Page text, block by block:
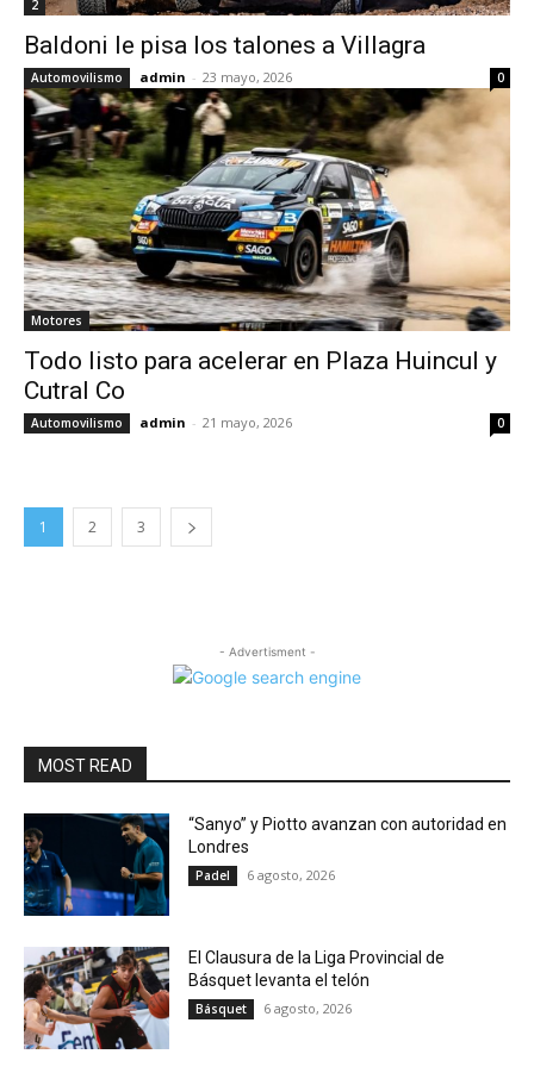
2
Baldoni le pisa los talones a Villagra
Automovilismo admin - 23 mayo, 2026 0
Motores
Todo listo para acelerar en Plaza Huincul y
Cutral Co
Automovilismo admin - 21 mayo, 2026 0
1 2 3
- Advertisment -
MOST READ
“Sanyo” y Piotto avanzan con autoridad en
Londres
Padel 6 agosto, 2026
El Clausura de la Liga Provincial de
Básquet levanta el telón
Básquet 6 agosto, 2026